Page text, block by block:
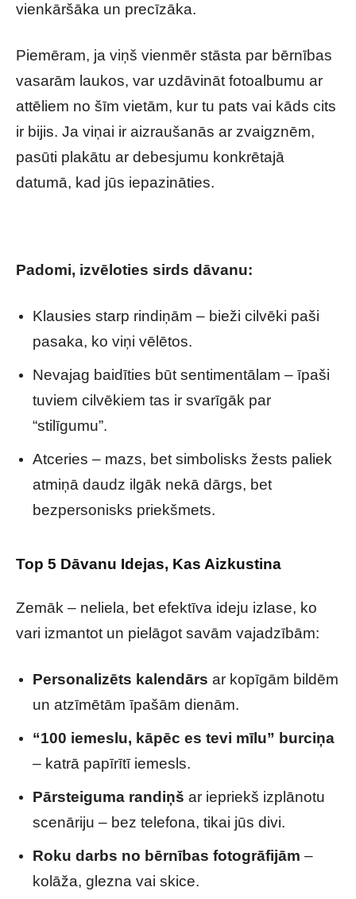
vienkāršāka un precīzāka.
Piemēram, ja viņš vienmēr stāsta par bērnības
vasarām laukos, var uzdāvināt fotoalbumu ar
attēliem no šīm vietām, kur tu pats vai kāds cits
ir bijis. Ja viņai ir aizraušanās ar zvaigznēm,
pasūti plakātu ar debesjumu konkrētajā
datumā, kad jūs iepazināties.
Padomi, izvēloties sirds dāvanu:
Klausies starp rindiņām – bieži cilvēki paši
pasaka, ko viņi vēlētos.
Nevajag baidīties būt sentimentālam – īpaši
tuviem cilvēkiem tas ir svarīgāk par
“stilīgumu”.
Atceries – mazs, bet simbolisks žests paliek
atmiņā daudz ilgāk nekā dārgs, bet
bezpersonisks priekšmets.
Top 5 Dāvanu Idejas, Kas Aizkustina
Zemāk – neliela, bet efektīva ideju izlase, ko
vari izmantot un pielāgot savām vajadzībām:
Personalizēts kalendārs ar kopīgām bildēm
un atzīmētām īpašām dienām.
“100 iemeslu, kāpēc es tevi mīlu” burciņa
– katrā papīrītī iemesls.
Pārsteiguma randiņš ar iepriekš izplānotu
scenāriju – bez telefona, tikai jūs divi.
Roku darbs no bērnības fotogrāfijām –
kolāža, glezna vai skice.